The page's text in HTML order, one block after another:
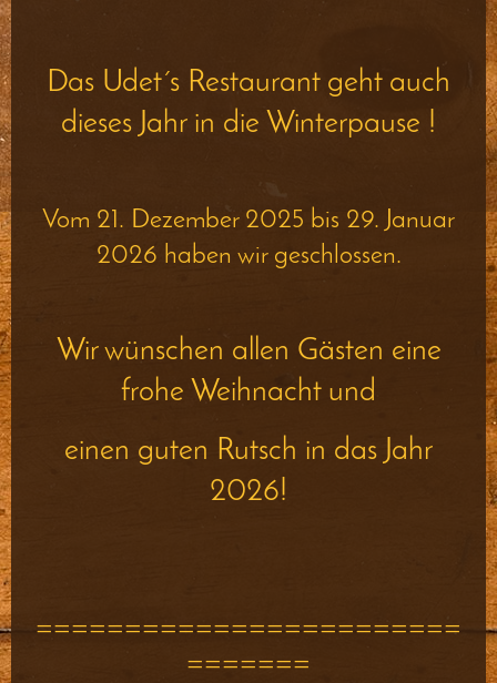
Das Udet´s Restaurant geht auch
dieses Jahr in die Winterpause !
Vom 21. Dezember 2025 bis 29. Januar
2026 haben wir geschlossen.
Wir wünschen allen Gästen eine
frohe Weihnacht und
einen guten Rutsch in das Jahr
2026!
========================
=======